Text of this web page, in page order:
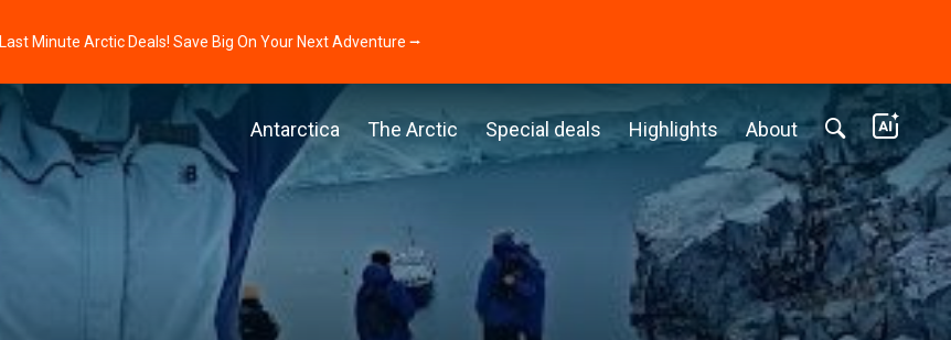
Last Minute Arctic Deals! Save Big On Your Next Adventure ⭢
Antarctica The Arctic Special deals Highlights About